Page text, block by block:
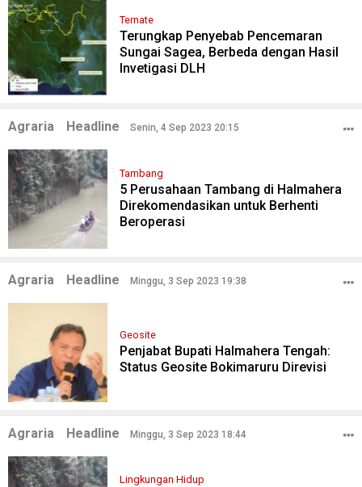
Ternate
Terungkap Penyebab Pencemaran
Sungai Sagea, Berbeda dengan Hasil
Invetigasi DLH
Agraria Headline Senin, 4 Sep 2023 20:15
Tambang
5 Perusahaan Tambang di Halmahera
Direkomendasikan untuk Berhenti
Beroperasi
Agraria Headline Minggu, 3 Sep 2023 19:38
Geosite
Penjabat Bupati Halmahera Tengah:
Status Geosite Bokimaruru Direvisi
Agraria Headline Minggu, 3 Sep 2023 18:44
Lingkungan Hidup